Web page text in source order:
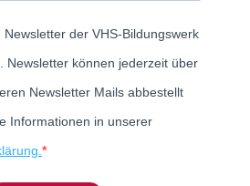
Newsletter der VHS-Bildungswerk
Newsletter können jederzeit über
Newsletter Mails abbestellt
Informationen in unserer